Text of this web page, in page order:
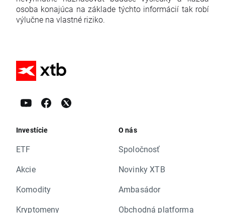
osoba konajúca na základe týchto informácií tak robí
výlučne na vlastné riziko.
Investície
ETF
Akcie
Komodity
Kryptomeny
O nás
Spoločnosť
Novinky XTB
Ambasádor
Obchodná platforma